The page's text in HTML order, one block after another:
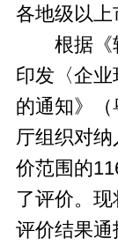
各地级以上
根据《转
印发〈企业
的通知》
厅组织对
价范围的
了评价。
评价结果通